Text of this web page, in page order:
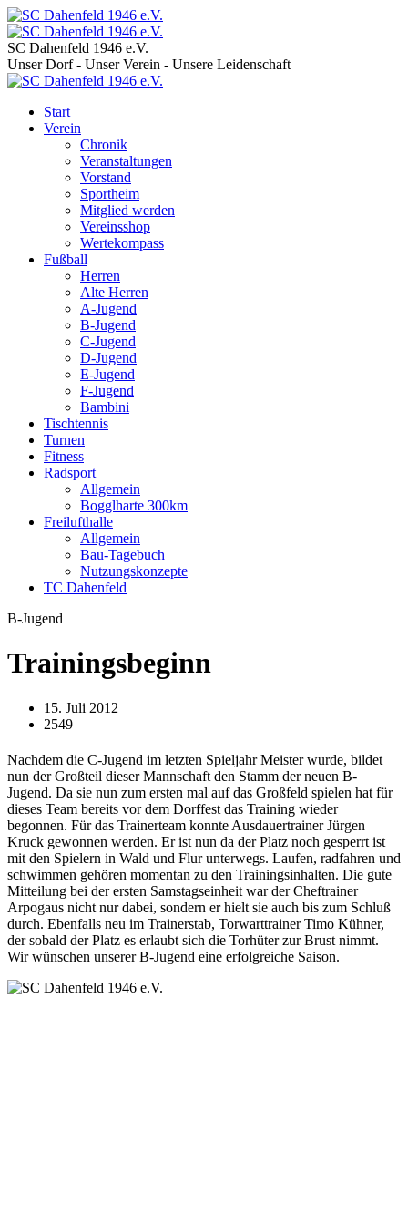
SC Dahenfeld 1946 e.V.
Unser Dorf - Unser Verein - Unsere Leidenschaft
Start
Verein
Chronik
Veranstaltungen
Vorstand
Sportheim
Mitglied werden
Vereinsshop
Wertekompass
Fußball
Herren
Alte Herren
A-Jugend
B-Jugend
C-Jugend
D-Jugend
E-Jugend
F-Jugend
Bambini
Tischtennis
Turnen
Fitness
Radsport
Allgemein
Bogglharte 300km
Freilufthalle
Allgemein
Bau-Tagebuch
Nutzungskonzepte
TC Dahenfeld
B-Jugend
Trainingsbeginn
15. Juli 2012
2549
Nachdem die C-Jugend im letzten Spieljahr Meister wurde, bildet
nun der Großteil dieser Mannschaft den Stamm der neuen B-
Jugend. Da sie nun zum ersten mal auf das Großfeld spielen hat für
dieses Team bereits vor dem Dorffest das Training wieder
begonnen. Für das Trainerteam konnte Ausdauertrainer Jürgen
Kruck gewonnen werden. Er ist nun da der Platz noch gesperrt ist
mit den Spielern in Wald und Flur unterwegs. Laufen, radfahren und
schwimmen gehören momentan zu den Trainingsinhalten. Die gute
Mitteilung bei der ersten Samstagseinheit war der Cheftrainer
Arpogaus nicht nur dabei, sondern er hielt sie auch bis zum Schluß
durch. Ebenfalls neu im Trainerstab, Torwarttrainer Timo Kühner,
der sobald der Platz es erlaubt sich die Torhüter zur Brust nimmt.
Wir wünschen unserer B-Jugend eine erfolgreiche Saison.